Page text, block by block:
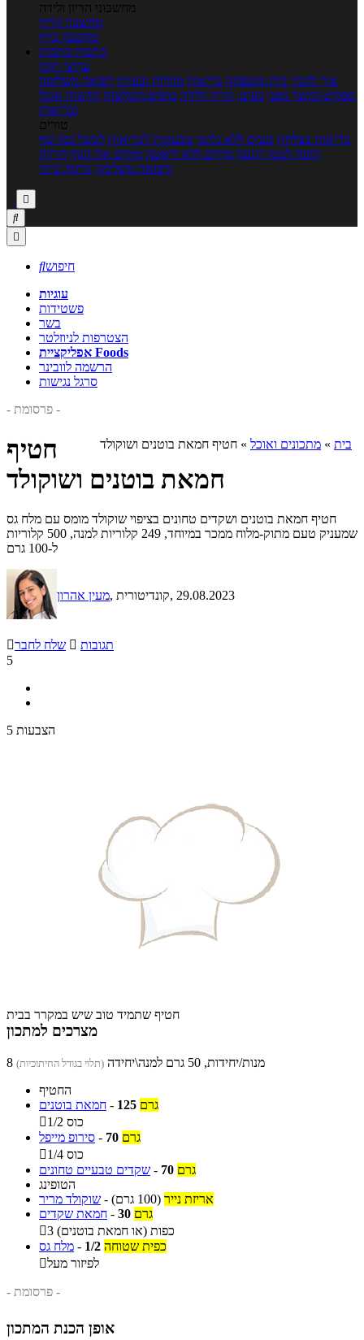
מחשבוני הריון ולידה
מחשבון הריון
מחשבון ביוץ
כתבות כתבות
ערוצי תוכן
איך להכין בית ומשפחה בריאות מחלות ובעיות רפואה משלימה
ספורט וכושר גופני נשים, הריון ולידה טיפים והמלצות חדשות אוכל
ובריאות
טורים
בריאות בצלחת טעים ללא גלוטן טבעונות לבריאות לבשל כמו שף
תזונה לבטן רגועה מרזים ללא דיאטה מזיזים את הגוף הרזיה
ורפואה משלימה גורמה ביתי



חיפוש
עוגיות
פשטידות
בשר
הצטרפות לניוזלטר
אפליקציית Foods
הרשמה לוובינר
סרגל נגישות
- פרסומת -
בית » מתכונים ואוכל » חטיף חמאת בוטנים ושוקולד
חטיף
חמאת בוטנים ושוקולד
חטיף חמאת בוטנים ושקדים טחונים בציפוי שוקולד מומס עם מלח גס
שמעניק טעם מתוק-מלוח ממכר במיוחד, 249 קלוריות למנה, 500 קלוריות
ל-100 גרם
מעין אהרון , קונדיטורית, 29.08.2023
שלח לחבר  תגובות
5
5 הצבעות
חטיף שתמיד טוב שיש במקרר בבית
מצרכים למתכון
8 מנות/יחידות, 50 גרם למנה\יחידה (תלוי בגודל החיתוכיות)
החטיף
חמאת בוטנים - 125 גרם

1/2 כוס
סירופ מייפל - 70 גרם

1/4 כוס
שקדים טבעיים טחונים - 70 גרם
הטופינג
שוקולד מריר - אריזת נייר (100 גרם)
חמאת שקדים - 30 גרם

3 כפות (או חמאת בוטנים)
מלח גס - 1/2 כפית שטוחה
לפיזור מעל
- פרסומת -
אופן הכנת המתכון